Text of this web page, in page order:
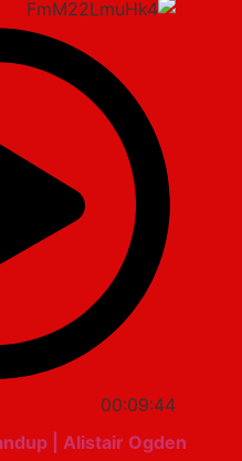
00:09:44
Standup | Alistair Ogden